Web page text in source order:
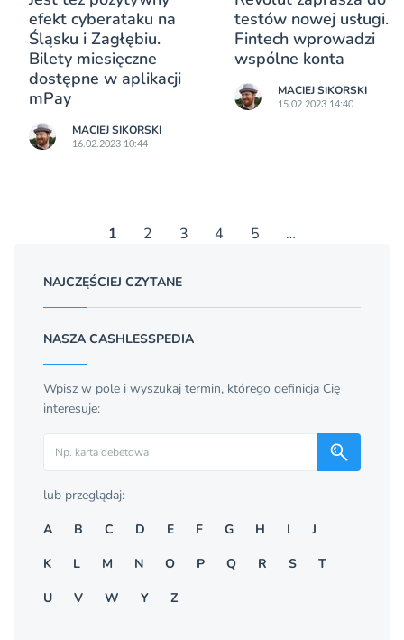
efekt cyberataku na
Śląsku i Zagłębiu.
Bilety miesięczne
dostępne w aplikacji
mPay
MACIEJ SIKORSKI
16.02.2023 10:44
testów nowej usługi.
Fintech wprowadzi
wspólne konta
MACIEJ SIKORSKI
15.02.2023 14:40
1 2 3 4 5 …
NAJCZĘŚCIEJ CZYTANE
NASZA CASHLESSPEDIA
Wpisz w pole i wyszukaj termin, którego definicja Cię
interesuje:
lub przeglądaj:
A
B C D E F G H I
J
K
L M N O P Q R S
T
U
V W Y Z